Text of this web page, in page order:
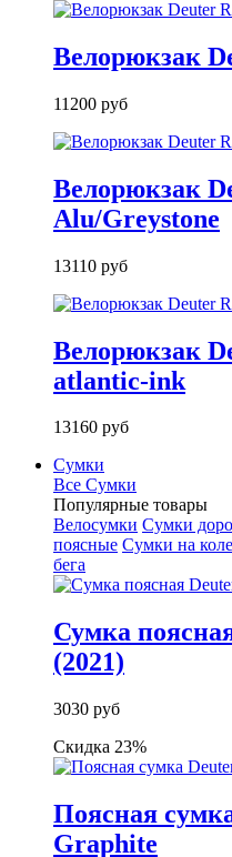
Велорюкзак
11200 руб
Велорюкзак
Alu/Greystone
13110 руб
Велорюкзак
atlantic-ink
13160 руб
Сумки
Все Сумки
Популярные товары
Велосумки Сумки
поясные Сумки на
бега
Сумка
(2021)
3030 руб
Скидка 23%
Поясная
Graphite